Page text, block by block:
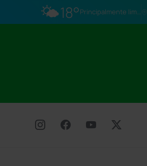
🌤️18° Principalmente limpo